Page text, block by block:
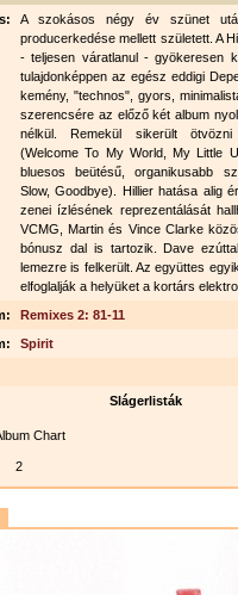
A szokásos négy év szünet
producerkedése mellett született. A
- teljesen váratlanul - gyökeresen
tulajdonképpen az egész eddigi
kemény, "technos", gyors,
szerencsére az előző két album
nélkül. Remekül sikerült
(Welcome To My World, My Little
bluesos beütésű, organikusabb
Slow, Goodbye). Hillier hatása alig
zenei ízlésének reprezentálását
VCMG, Martin és Vince Clarke
bónusz dal is tartozik. Dave
lemezre is felkerült. Az együttes
elfoglalják a helyüket a kortárs
Remixes 2: 81-11
Spirit
Slágerlisták
Chart
2